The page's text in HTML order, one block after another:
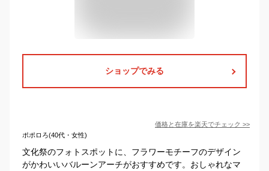
ショップでみる
価格と在庫を楽天でチェック >>
ポポロろ(40代・女性)
文化祭のフォトスポットに、フラワーモチーフのデザイン
がかわいいバルーンアーチがおすすめです。おしゃれなマ